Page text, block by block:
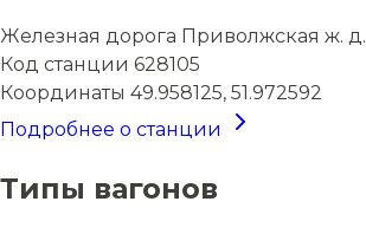
Железная дорога Приволжская ж. д.
Код станции 628105
Координаты 49.958125, 51.972592
Подробнее о станции
Типы вагонов